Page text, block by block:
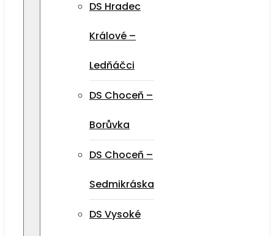
DS Hradec
Králové –
Ledňáčci
DS Choceň –
Borůvka
DS Choceň –
Sedmikráska
DS Vysoké